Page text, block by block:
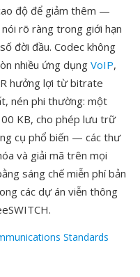
độ để giảm thêm —
rõ ràng trong giới hạn
đời đầu. Codec không
nhiều ứng dụng VoIP,
hưởng lợi từ bitrate
nén phi thường: một
KB, cho phép lưu trữ
cụ phổ biến — các thư
và giải mã trên mọi
sáng chế miễn phí bản
các dự án viễn thông
Standards